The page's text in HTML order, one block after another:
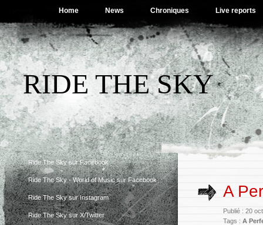
Home News Chroniques Live reports
RIDE THE SKY
Ride The Sky sur Facebook
Ride The Sky - World of Music sur Facebook
Ride The Sky sur Instagram
Ride The Sky sur X/Twitter
A
Publié : 20
Tags : A